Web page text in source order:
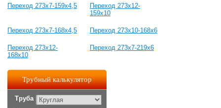
Переход 273х7-159х4,5
Переход 273х12-
159х10
Переход 273х7-168х4,5 Переход 273х10-168х6
Переход 273х12-
168х10
Переход 273х7-219х6
Трубный калькулятор
Труба